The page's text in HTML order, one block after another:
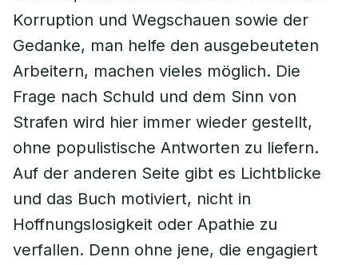
Korruption und Wegschauen sowie der
Gedanke, man helfe den ausgebeuteten
Arbeitern, machen vieles möglich. Die
Frage nach Schuld und dem Sinn von
Strafen wird hier immer wieder gestellt,
ohne populistische Antworten zu liefern.
Auf der anderen Seite gibt es Lichtblicke
und das Buch motiviert, nicht in
Hoffnungslosigkeit oder Apathie zu
verfallen. Denn ohne jene, die engagiert